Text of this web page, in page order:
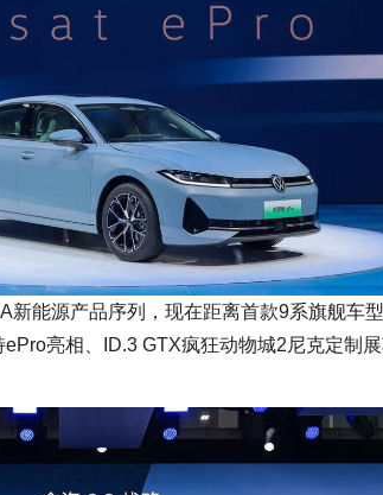
新能源产品序列，现在距离首款9系旗舰车
亮相、ID.3 GTX疯狂动物城2尼克定制